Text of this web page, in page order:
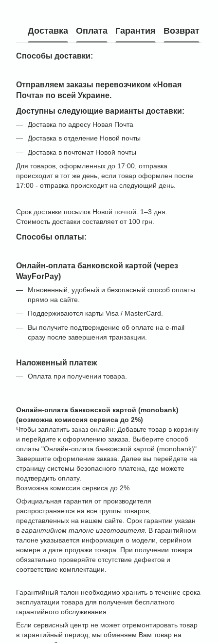
Доставка Оплата Гарантия Возврат
Способы доставки:
Отправляем заказы перевозчиком «Новая
Почта» по всей Украине.
Доступны следующие варианты доставки:
Доставка по адресу Новая Почта
Доставка в отделение Новой почты
Доставка в почтомат Новой почты
Для товаров, оформленных до 17:00, отправка
происходит в тот же день, если товар оформлен после
17:00 - отправка происходит на следующий день.
Срок доставки посылок Новой почтой: 1–3 дня.
Стоимость доставки составляет от 100 грн.
Способы оплаты:
Онлайн-оплата банковской картой (через
WayForPay)
Мгновенный, удобный и безопасный способ оплаты
прямо на сайте.
Поддерживаются карты Visa / MasterCard.
Вы получите подтверждение об оплате на e-mail
сразу после завершения транзакции.
Наложенный платеж
Оплата при получении товара.
Онлайн-оплата банковской картой (monobank)
(возможна комиссия сервиса до 2%)
Чтобы заплатить заказ онлайн: Добавьте товар в корзину
и перейдите к оформлению заказа. Выберите способ
оплаты "Онлайн-оплата банковской картой (monobank)"
Завершите оформление заказа. Далее вы перейдете на
страницу системы безопасного платежа, где можете
подтвердить оплату.
Возможна комиссия сервиса до 2%
Официальная гарантия от производителя
распространяется на все группы товаров,
представленных на нашем сайте. Срок гарантии указан
в гарантийном талоне изготовителя . В гарантийном
талоне указывается информация о модели, серийном
номере и дате продажи товара. При получении товара
обязательно проверяйте отсутствие дефектов и
соответствие комплектации.
Гарантийный талон необходимо хранить в течение срока
эксплуатации товара для получения бесплатного
гарантийного обслуживания.
Если сервисный центр не может отремонтировать товар
в гарантийный период, мы обменяем Вам товар на